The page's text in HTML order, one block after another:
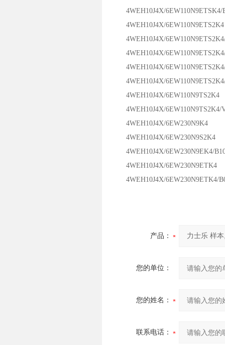
4WEH10J4X/6EW110N9ETSK4/
4WEH10J4X/6EW110N9ETS2K4
4WEH10J4X/
4WEH10J4X/
4WEH10J4X/
4WEH10J4X/
4WEH10J4X/6EW110N9TS2K4
4WEH10J4X/6EW110N9TS2K4/
4WEH10J4X/6EW230N9K4
4WEH10J4X/6EW230N9S2K4
4WEH10J4X/6EW230N9EK4/
4WEH10J4X/6EW230N9ETK4
4WEH10J4X/6EW230N9ETK4/
产品：
您的单位：
您的姓名：
联系电话：